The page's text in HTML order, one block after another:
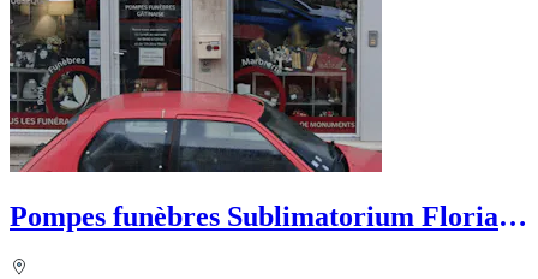
Pompes funèbres Sublimatorium Florian